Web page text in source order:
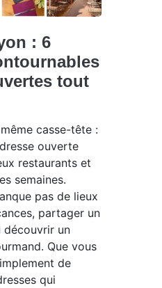
: 6
tout
casse-tête :
ouverte
restaurants et
semaines.
pas de lieux
partager un
découvrir un
Que vous
de
qui